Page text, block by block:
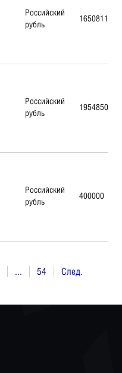
Российский
рубль
1650811.9
Российский
рубль
19548505.3
Российский
рубль
400000
... 54 След.